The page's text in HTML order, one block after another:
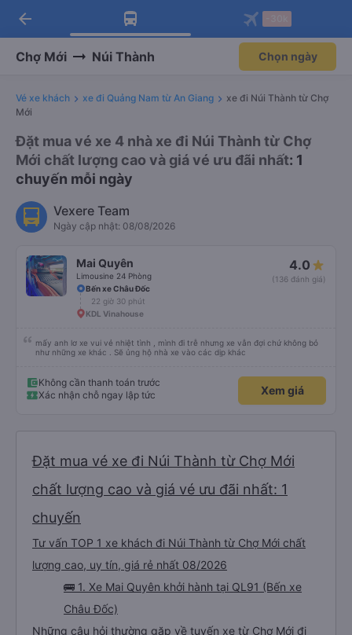
Tải app Vexere ngay!
Nhận ưu đãi thành viên độc
Mở app
Tải app Vexere
-30k/ghế khi đặt vé máy bay qua
Mở app
arrow_back
Chợ Mới Núi Thành Chọn ngày
Vé xe khách xe đi Quảng Nam từ An Giang
xe đi Núi Thành từ Chợ
Mới
Đặt mua vé xe 4 nhà xe đi Núi Thành từ Chợ
Mới chất lượng cao và giá vé ưu đãi nhất: 1
chuyến mỗi ngày
Vexere Team
Ngày cập nhật: 08/08/2026
Mai Quyên
Limousine 24 Phòng
4.0
(136 đánh giá)
Bến xe Châu Đốc
22 giờ 30 phút
KDL Vinahouse
mấy anh lơ xe vui vẻ nhiệt tình , mình đi trễ nhưng xe vẫn đợi chứ không bỏ
như những xe khác . Sẽ ủng hộ nhà xe vào các dịp khác
Không cần thanh toán trước
Xác nhận chỗ ngay lập tức
Xem giá
Đặt mua vé xe đi Núi Thành từ Chợ Mới
chất lượng cao và giá vé ưu đãi nhất: 1
chuyến
Tư vấn TOP 1 xe khách đi Núi Thành từ Chợ Mới chất
lượng cao, uy tín, giá rẻ nhất 08/2026
🚌 1. Xe Mai Quyên khởi hành tại QL91 (Bến xe
Châu Đốc)
Những câu hỏi thường gặp về tuyến xe từ Chợ Mới đi